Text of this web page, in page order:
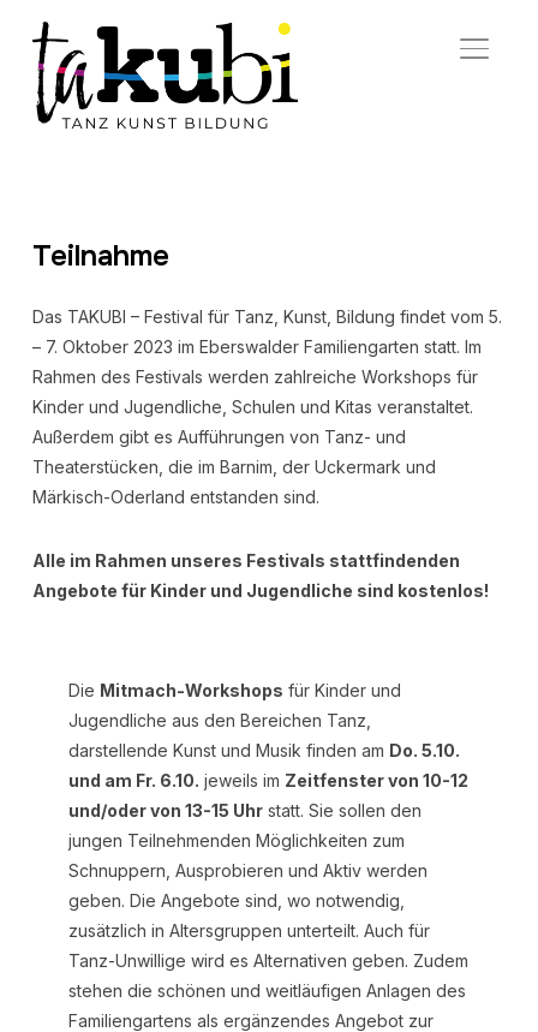
Teilnahme
Das TAKUBI – Festival für Tanz, Kunst, Bildung findet vom 5.
– 7. Oktober 2023 im Eberswalder Familiengarten statt. Im
Rahmen des Festivals werden zahlreiche Workshops für
Kinder und Jugendliche, Schulen und Kitas veranstaltet.
Außerdem gibt es Aufführungen von Tanz- und
Theaterstücken, die im Barnim, der Uckermark und
Märkisch-Oderland entstanden sind.
Alle im Rahmen unseres Festivals stattfindenden
Angebote für Kinder und Jugendliche sind kostenlos!
Die Mitmach-Workshops für Kinder und
Jugendliche aus den Bereichen Tanz,
darstellende Kunst und Musik finden am Do. 5.10.
und am Fr. 6.10. jeweils im Zeitfenster von 10-12
und/oder von 13-15 Uhrstatt. Sie sollen den
jungen Teilnehmenden Möglichkeiten zum
Schnuppern, Ausprobieren und Aktiv werden
geben. Die Angebote sind, wo notwendig,
zusätzlich in Altersgruppen unterteilt. Auch für
Tanz-Unwillige wird es Alternativen geben. Zudem
stehen die schönen und weitläufigen Anlagen des
Familiengartens als ergänzendes Angebot zur